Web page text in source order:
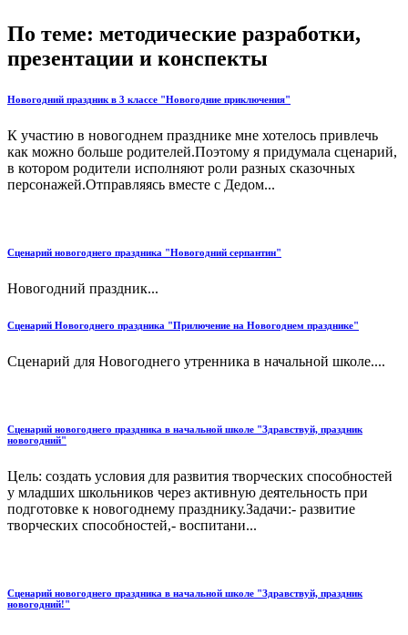
По теме: методические разработки,
презентации и конспекты
Новогодний праздник в 3 классе "Новогодние приключения"
К участию в новогоднем празднике мне хотелось привлечь
как можно больше родителей.Поэтому я придумала сценарий,
в котором родители исполняют роли разных сказочных
персонажей.Отправляясь вместе с Дедом...
Сценарий новогоднего праздника "Новогодний серпантин"
Новогодний праздник...
Сценарий Новогоднего праздника "Прилючение на Новогоднем празднике"
Сценарий для Новогоднего утренника в начальной школе....
Сценарий новогоднего праздника в начальной школе "Здравствуй, праздник
новогодний"
Цель: создать условия для развития творческих способностей
у младших школьников через активную деятельность при
подготовке к новогоднему празднику.Задачи:- развитие
творческих способностей,- воспитани...
Сценарий новогоднего праздника в начальной школе "Здравствуй, праздник
новогодний!"